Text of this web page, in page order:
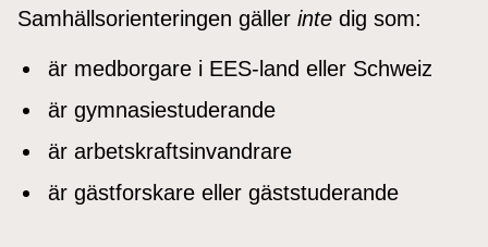
Samhällsorienteringen gäller inte dig som:
är medborgare i EES-land eller Schweiz
är gymnasiestuderande
är arbetskraftsinvandrare
är gästforskare eller gäststuderande